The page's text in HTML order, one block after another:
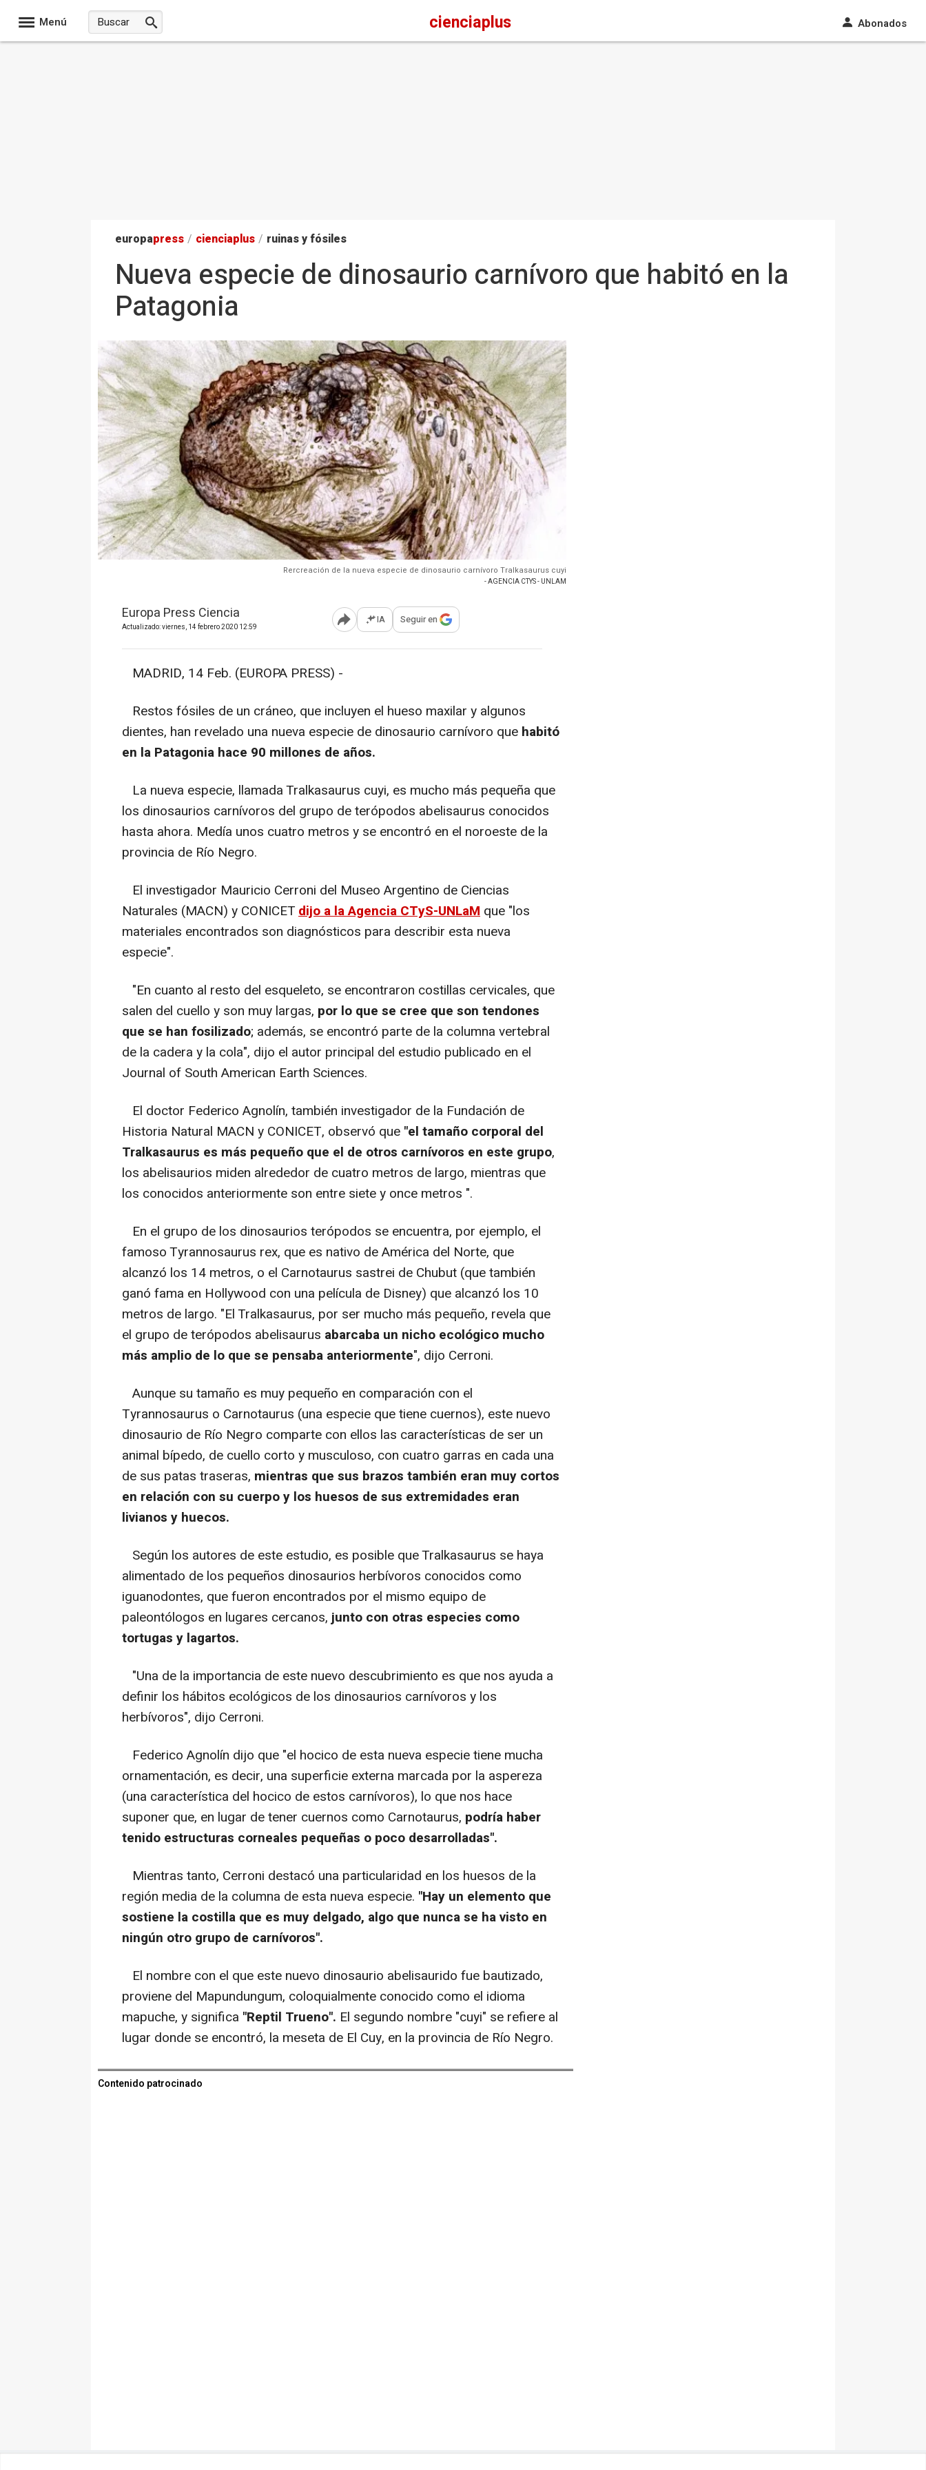
Menú cienciaplus Abonados
europapress / cienciaplus / ruinas y fósiles
Nueva especie de dinosaurio carnívoro que habitó en la
Patagonia
Rercreación de la nueva especie de dinosaurio carnívoro Tralkasaurus cuyi
- AGENCIA CTYS - UNLAM
Europa Press Ciencia
Actualizado: viernes, 14 febrero 2020 12:59 Abrir opciones para compartir
IA Seguir en
MADRID, 14 Feb. (EUROPA PRESS) -
Restos fósiles de un cráneo, que incluyen el hueso maxilar y algunos
dientes, han revelado una nueva especie de dinosaurio carnívoro que habitó
en la Patagonia hace 90 millones de años.
La nueva especie, llamada Tralkasaurus cuyi, es mucho más pequeña que
los dinosaurios carnívoros del grupo de terópodos abelisaurus conocidos
hasta ahora. Medía unos cuatro metros y se encontró en el noroeste de la
provincia de Río Negro.
El investigador Mauricio Cerroni del Museo Argentino de Ciencias
Naturales (MACN) y CONICETdijo a la Agencia CTyS-UNLaM que "los
materiales encontrados son diagnósticos para describir esta nueva
especie".
"En cuanto al resto del esqueleto, se encontraron costillas cervicales, que
salen del cuello y son muy largas, por lo que se cree que son tendones
que se han fosilizado; además, se encontró parte de la columna vertebral
de la cadera y la cola", dijo el autor principal del estudio publicado en el
Journal of South American Earth Sciences.
El doctor Federico Agnolín, también investigador de la Fundación de
Historia Natural MACN y CONICET, observó que "el tamaño corporal del
Tralkasaurus es más pequeño que el de otros carnívoros en este grupo,
los abelisaurios miden alrededor de cuatro metros de largo, mientras que
los conocidos anteriormente son entre siete y once metros ".
En el grupo de los dinosaurios terópodos se encuentra, por ejemplo, el
famoso Tyrannosaurus rex, que es nativo de América del Norte, que
alcanzó los 14 metros, o el Carnotaurus sastrei de Chubut (que también
ganó fama en Hollywood con una película de Disney) que alcanzó los 10
metros de largo. "El Tralkasaurus, por ser mucho más pequeño, revela que
el grupo de terópodos abelisaurus abarcaba un nicho ecológico mucho
más amplio de lo que se pensaba anteriormente", dijo Cerroni.
Aunque su tamaño es muy pequeño en comparación con el
Tyrannosaurus o Carnotaurus (una especie que tiene cuernos), este nuevo
dinosaurio de Río Negro comparte con ellos las características de ser un
animal bípedo, de cuello corto y musculoso, con cuatro garras en cada una
de sus patas traseras, mientras que sus brazos también eran muy cortos
en relación con su cuerpo y los huesos de sus extremidades eran
livianos y huecos.
Según los autores de este estudio, es posible que Tralkasaurus se haya
alimentado de los pequeños dinosaurios herbívoros conocidos como
iguanodontes, que fueron encontrados por el mismo equipo de
paleontólogos en lugares cercanos,junto con otras especies como
tortugas y lagartos.
"Una de la importancia de este nuevo descubrimiento es que nos ayuda a
definir los hábitos ecológicos de los dinosaurios carnívoros y los
herbívoros", dijo Cerroni.
Federico Agnolín dijo que "el hocico de esta nueva especie tiene mucha
ornamentación, es decir, una superficie externa marcada por la aspereza
(una característica del hocico de estos carnívoros), lo que nos hace
suponer que, en lugar de tener cuernos como Carnotaurus, podría haber
tenido estructuras corneales pequeñas o poco desarrolladas".
Mientras tanto, Cerroni destacó una particularidad en los huesos de la
región media de la columna de esta nueva especie. "Hay un elemento que
sostiene la costilla que es muy delgado, algo que nunca se ha visto en
ningún otro grupo de carnívoros".
El nombre con el que este nuevo dinosaurio abelisaurido fue bautizado,
proviene del Mapundungum, coloquialmente conocido como el idioma
mapuche, y significa "Reptil Trueno". El segundo nombre "cuyi" se refiere al
lugar donde se encontró, la meseta de El Cuy, en la provincia de Río Negro.
Contenido patrocinado